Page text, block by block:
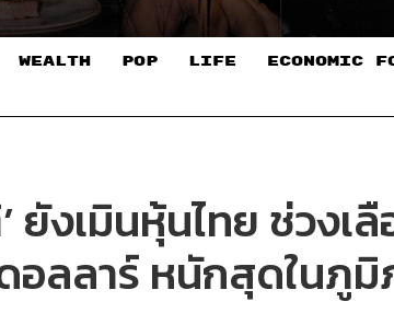
WEALTH POP LIFE ECONOMIC
ยังเมินหุ้นไทย ช่วง
อลลาร์ หนักสุดในภู